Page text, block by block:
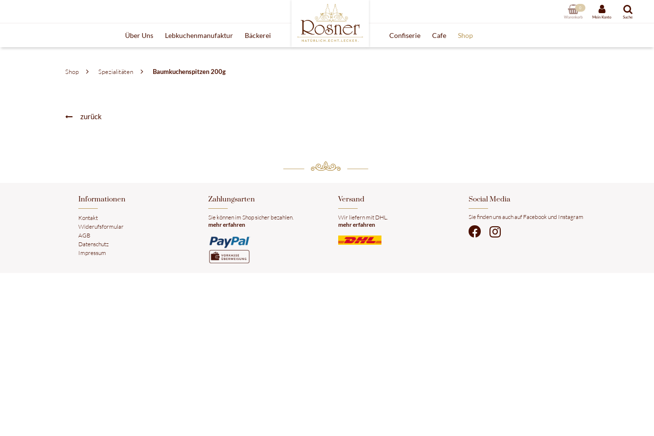
Warenkorb
0
Mein Konto
Suche
Über Uns Lebkuchenmanufaktur Bäckerei Confiserie Cafe Shop
Shop Spezialitäten Baumkuchenspitzen 200g
zurück
​Informationen
Kontakt
Widerufsformular
AGB
Datenschutz
Impressum
​Zahlungsarten
​Sie können im Shop sicher bezahlen.
mehr erfahren
​Versand
​Wir liefern mit DHL.
mehr erfahren
Social Media
Sie finden uns auch auf Facebook und Instagram